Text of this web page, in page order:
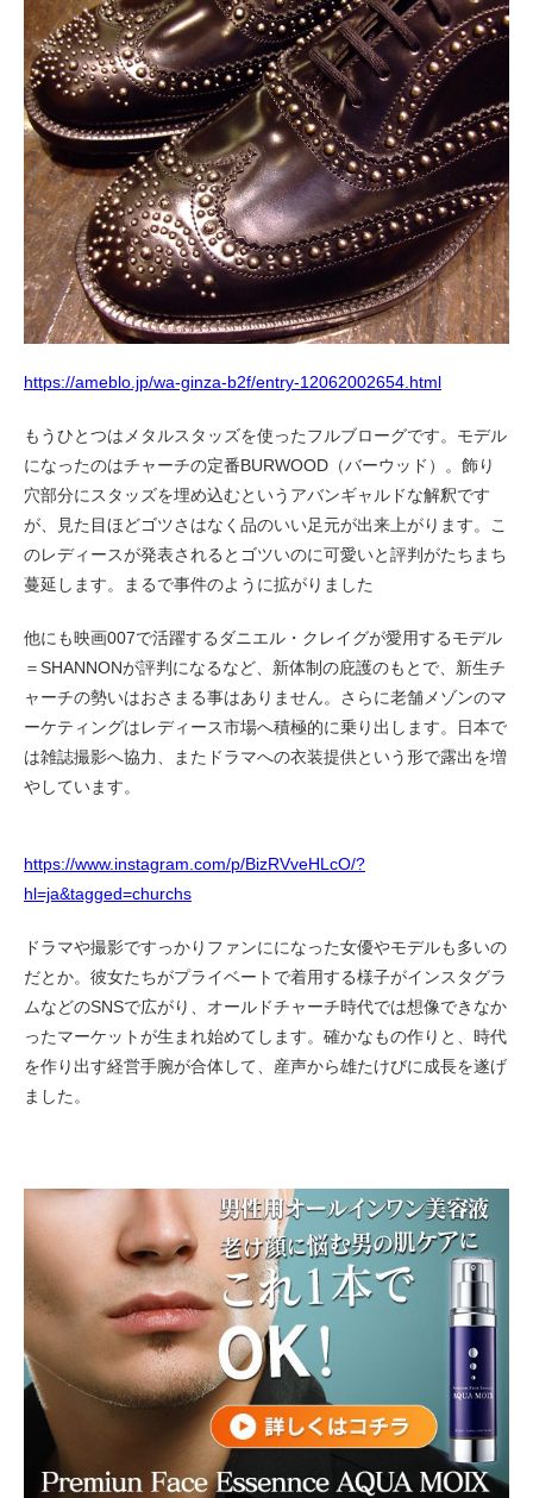
https://ameblo.jp/wa-ginza-b2f/entry-12062002654.html
もうひとつはメタルスタッズを使ったフルブローグです。モデル
になったのはチャーチの定番BURWOOD（バーウッド）。飾り
穴部分にスタッズを埋め込むというアバンギャルドな解釈です
が、見た目ほどゴツさはなく品のいい足元が出来上がります。こ
のレディースが発表されるとゴツいのに可愛いと評判がたちまち
蔓延します。まるで事件のように拡がりました
他にも映画007で活躍するダニエル・クレイグが愛用するモデル
＝SHANNONが評判になるなど、新体制の庇護のもとで、新生チ
ャーチの勢いはおさまる事はありません。さらに老舗メゾンのマ
ーケティングはレディース市場へ積極的に乗り出します。日本で
は雑誌撮影へ協力、またドラマへの衣装提供という形で露出を増
やしています。
https://www.instagram.com/p/BizRVveHLcO/?
hl=ja&tagged=churchs
ドラマや撮影ですっかりファンにになった女優やモデルも多いの
だとか。彼女たちがプライベートで着用する様子がインスタグラ
ムなどのSNSで広がり、オールドチャーチ時代では想像できなか
ったマーケットが生まれ始めてします。確かなもの作りと、時代
を作り出す経営手腕が合体して、産声から雄たけびに成長を遂げ
ました。